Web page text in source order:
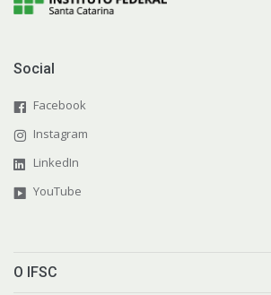
Social
Facebook
Instagram
LinkedIn
YouTube
O IFSC